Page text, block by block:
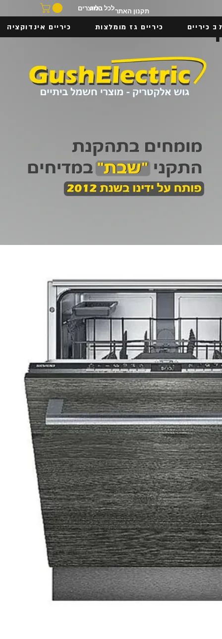
בלוג
לכל המוצרים
כיריים כיריים גז מומלצות כיריים אינדוקציה
תקנון האתר